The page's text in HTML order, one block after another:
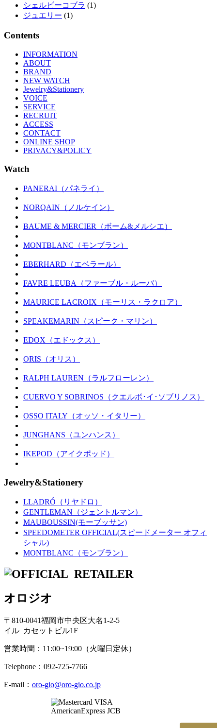
シェルビーコブラ (1)
ジュエリー (1)
Contents
INFORMATION
ABOUT
BRAND
NEW WATCH
Jewelry&Stationery
VOICE
SERVICE
RECRUIT
ACCESS
CONTACT
ONLINE SHOP
PRIVACY&POLICY
Watch
PANERAI（パネライ）
NORQAIN（ノルケイン）
BAUME & MERCIER（ボーム&メルシエ）
MONTBLANC（モンブラン）
EBERHARD（エベラール）
FAVRE LEUBA（ファーブル・ルーバ）
MAURICE LACROIX（モーリス・ラクロア）
SPEAKEMARIN（スピーク・マリン）
EDOX（エドックス）
ORIS（オリス）
RALPH LAUREN（ラルフローレン）
CUERVO Y SOBRINOS（クエルボ･イ･ソブリノス）
OSSO ITALY（オッソ・イタリー）
JUNGHANS（ユンハンス）
IKEPOD（アイクポッド）
Jewelry&Stationery
LLADRÓ（リヤドロ）
GENTLEMAN（ジェントルマン）
MAUBOUSSIN(モーブッサン)
SPEEDOMETER OFFICIAL(スピードメーター オフィ
シャル)
MONTBLANC（モンブラン）
オロジオ
〒810-0041福岡市中央区大名1-2-5
イル カセットビル1F
営業時間：11:00~19:00（火曜日定休）
Telephone：092-725-7766
E-mail： oro-gio@oro-gio.co.jp